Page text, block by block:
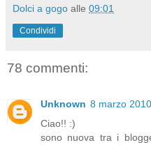
Dolci a gogo alle 09:01
Condividi
78 commenti:
Unknown 8 marzo
Ciao!! :)
sono nuova tra i